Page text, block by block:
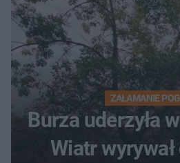
ZAŁAMANIE
Burza uderzyła
Wiatr